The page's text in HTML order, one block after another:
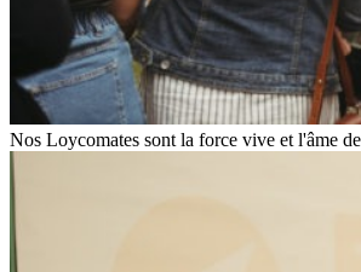
Nos Loycomates sont la force vive et l'âme